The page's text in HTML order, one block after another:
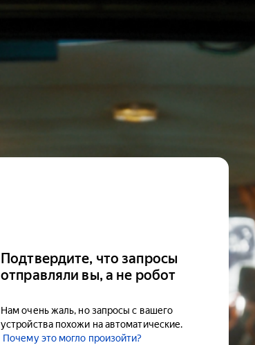
Подтвердите, что запросы
отправляли вы, а не робот
Нам очень жаль, но запросы с вашего
устройства похожи на автоматические.
Почему это могло произойти?